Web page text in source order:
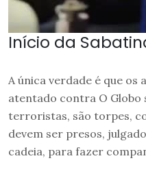
Início da
A única verdade é que
atentado contra O
terroristas, são torpes,
devem ser presos,
cadeia, para fazer